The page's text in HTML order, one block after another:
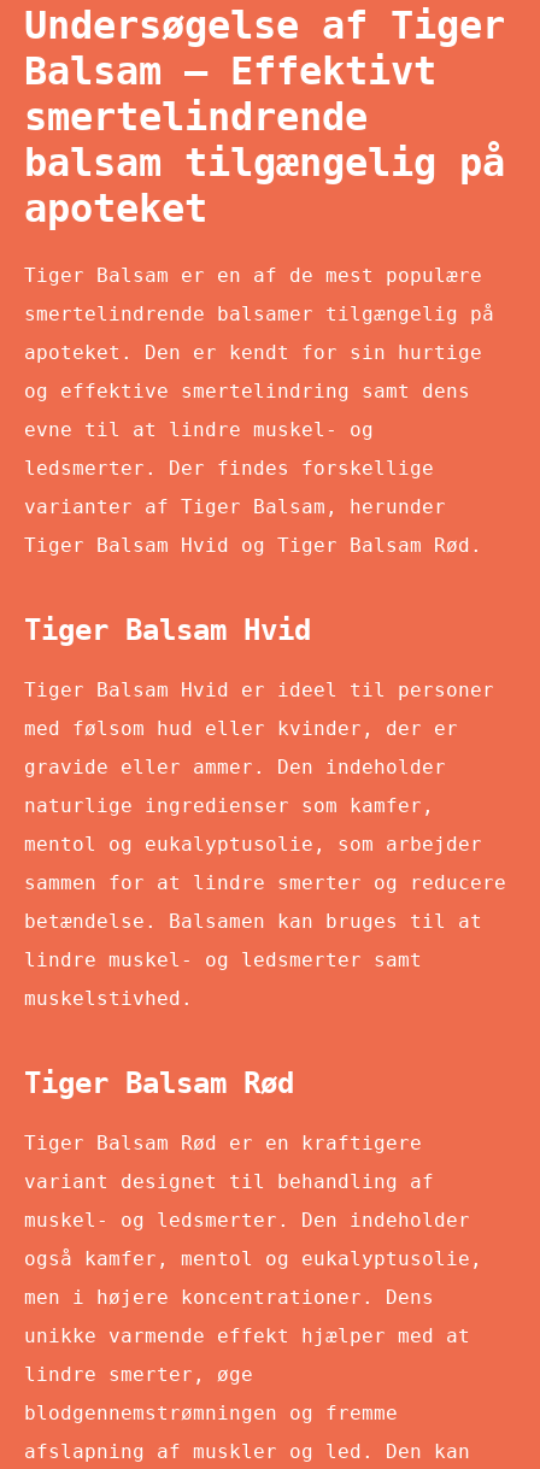
Undersøgelse af Tiger
Balsam – Effektivt
smertelindrende
balsam tilgængelig på
apoteket
Tiger Balsam er en af de mest populære
smertelindrende balsamer tilgængelig på
apoteket. Den er kendt for sin hurtige
og effektive smertelindring samt dens
evne til at lindre muskel- og
ledsmerter. Der findes forskellige
varianter af Tiger Balsam, herunder
Tiger Balsam Hvid og Tiger Balsam Rød.
Tiger Balsam Hvid
Tiger Balsam Hvid er ideel til personer
med følsom hud eller kvinder, der er
gravide eller ammer. Den indeholder
naturlige ingredienser som kamfer,
mentol og eukalyptusolie, som arbejder
sammen for at lindre smerter og reducere
betændelse. Balsamen kan bruges til at
lindre muskel- og ledsmerter samt
muskelstivhed.
Tiger Balsam Rød
Tiger Balsam Rød er en kraftigere
variant designet til behandling af
muskel- og ledsmerter. Den indeholder
også kamfer, mentol og eukalyptusolie,
men i højere koncentrationer. Dens
unikke varmende effekt hjælper med at
lindre smerter, øge
blodgennemstrømningen og fremme
afslapning af muskler og led. Den kan